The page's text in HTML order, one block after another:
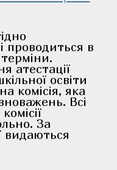
проводиться в
атестації
освіти
комісія, яка
Всі
За
видаються